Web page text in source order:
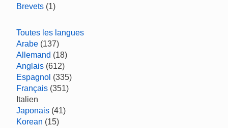
Brevets (1)
Toutes les langues
Arabe (137)
Allemand (18)
Anglais (612)
Espagnol (335)
Français (351)
Italien
Japonais (41)
Korean (15)